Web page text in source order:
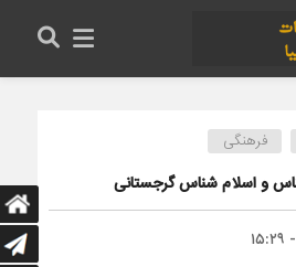
فرهنگی
و اسلام شناس گرجستانی